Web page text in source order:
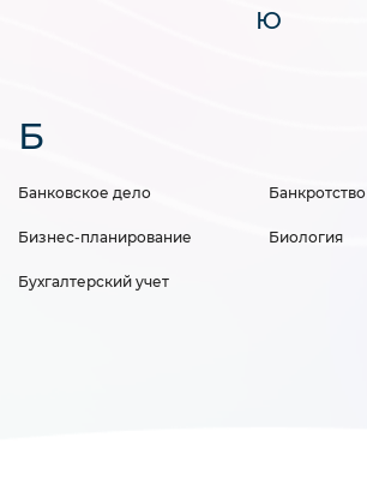
Ю
Б
Банковское дело Банкротство
Бизнес-планирование Биология
Бухгалтерский учет